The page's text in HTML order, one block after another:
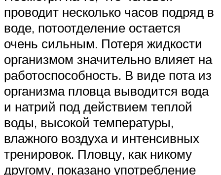
проводит несколько часов подряд в
воде, потоотделение остается
очень сильным. Потеря жидкости
организмом значительно влияет на
работоспособность. В виде пота из
организма пловца выводится вода
и натрий под действием теплой
воды, высокой температуры,
влажного воздуха и интенсивных
тренировок. Пловцу, как никому
другому, показано употребление